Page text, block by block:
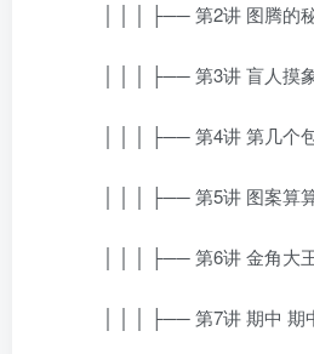
│ │ │ ├── 第2讲 图腾的秘
│ │ │ ├── 第3讲 盲人摸象
│ │ │ ├── 第4讲 第几个包
│ │ │ ├── 第5讲 图案算算
│ │ │ ├── 第6讲 金角大王
│ │ │ ├── 第7讲 期中 期